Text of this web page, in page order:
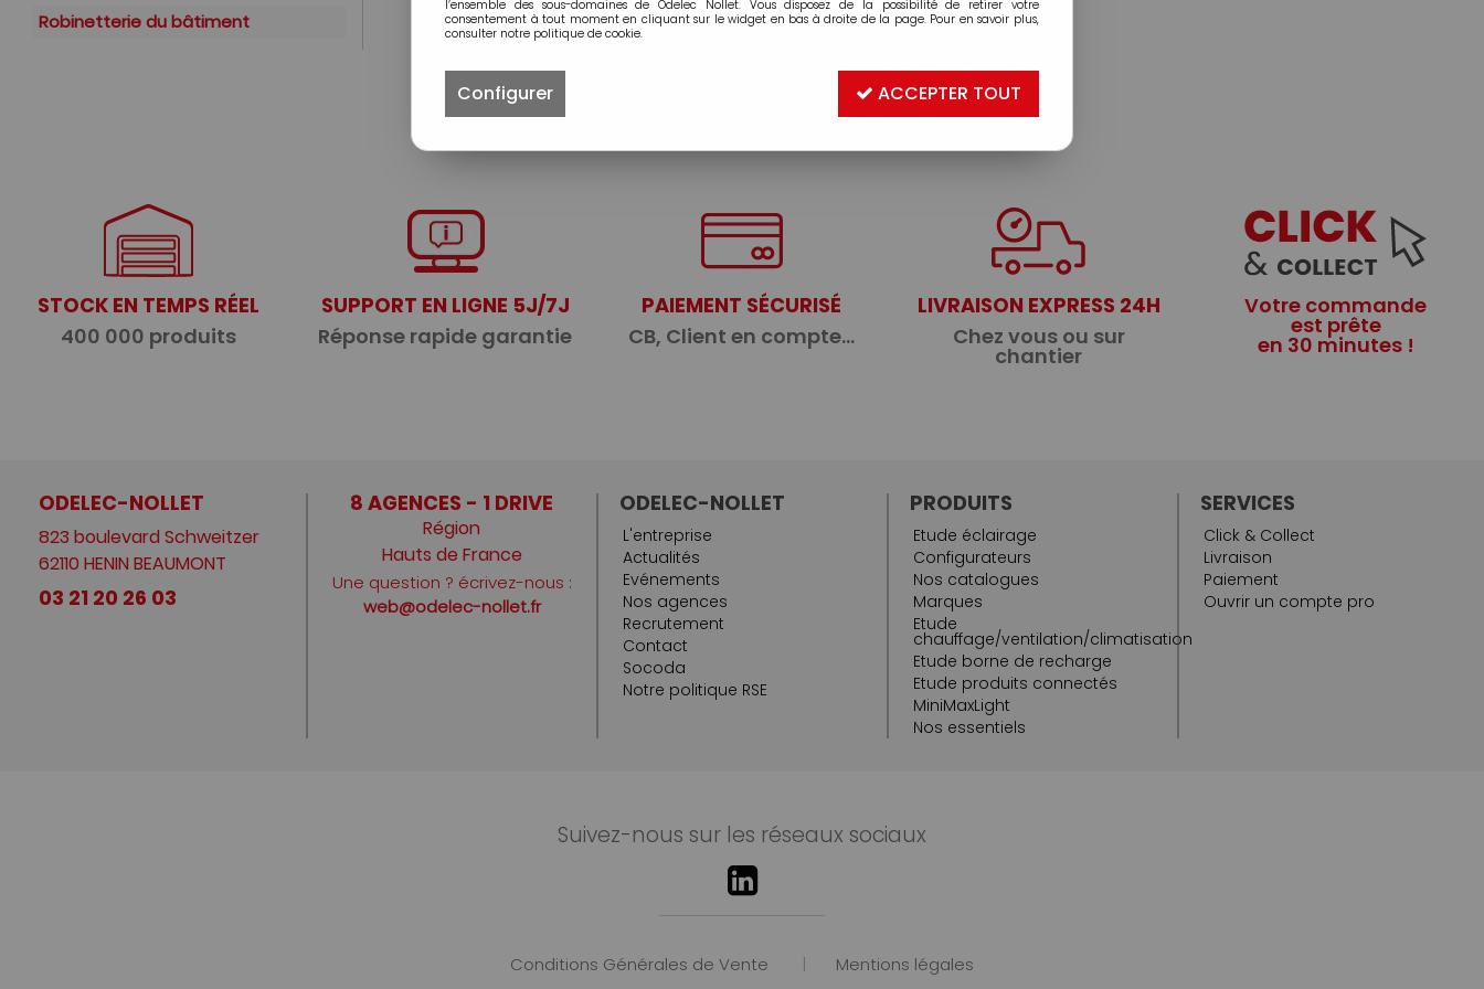
Robinetterie du bâtiment
STOCK EN TEMPS RÉEL
400 000 produits
SUPPORT EN LIGNE 5J/7J
Réponse rapide garantie
PAIEMENT SÉCURISÉ
CB, Client en compte...
LIVRAISON EXPRESS 24H
Chez vous ou sur
chantier
Votre commande
est prête
en 30 minutes !
ODELEC-NOLLET
823 boulevard Schweitzer
62110 HENIN BEAUMONT
03 21 20 26 03
8 AGENCES - 1 DRIVE
Région
Hauts de France
Une question ? écrivez-nous :
web@odelec-nollet.fr
ODELEC-NOLLET
L'entreprise
Actualités
Evénements
Nos agences
Recrutement
Contact
Socoda
Notre politique RSE
PRODUITS
Etude éclairage
Configurateurs
Nos catalogues
Marques
Etude
chauffage/ventilation/climatisation
Etude borne de recharge
Etude produits connectés
MiniMaxLight
Nos essentiels
SERVICES
Click & Collect
Livraison
Paiement
Ouvrir un compte pro
Suivez-nous sur les réseaux sociaux
Conditions Générales de Vente | Mentions légales
l’ensemble des sous-domaines de Odelec Nollet. Vous disposez de la possibilité de retirer votre
consentement à tout moment en cliquant sur le widget en bas à droite de la page. Pour en savoir plus,
consulter notre politique de cookie.
Configurer ACCEPTER TOUT